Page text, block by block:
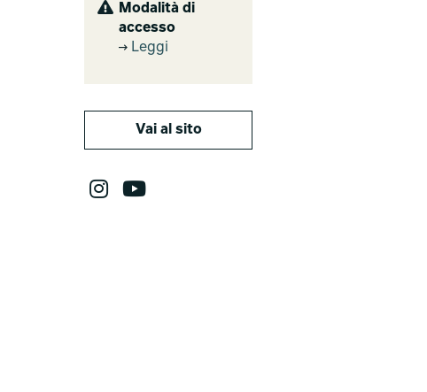
Modalità di
accesso
Leggi
Vai al sito